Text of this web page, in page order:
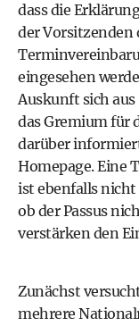
dass die
der Vorsitzenden
eingesehen
Auskunft sich
das Gremium für
darüber
Homepage. Eine
ist ebenfalls nicht
ob der Passus
verstärken den
Zunächst
mehrere